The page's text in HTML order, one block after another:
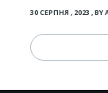
30 СЕРПНЯ , 2023 ,BY